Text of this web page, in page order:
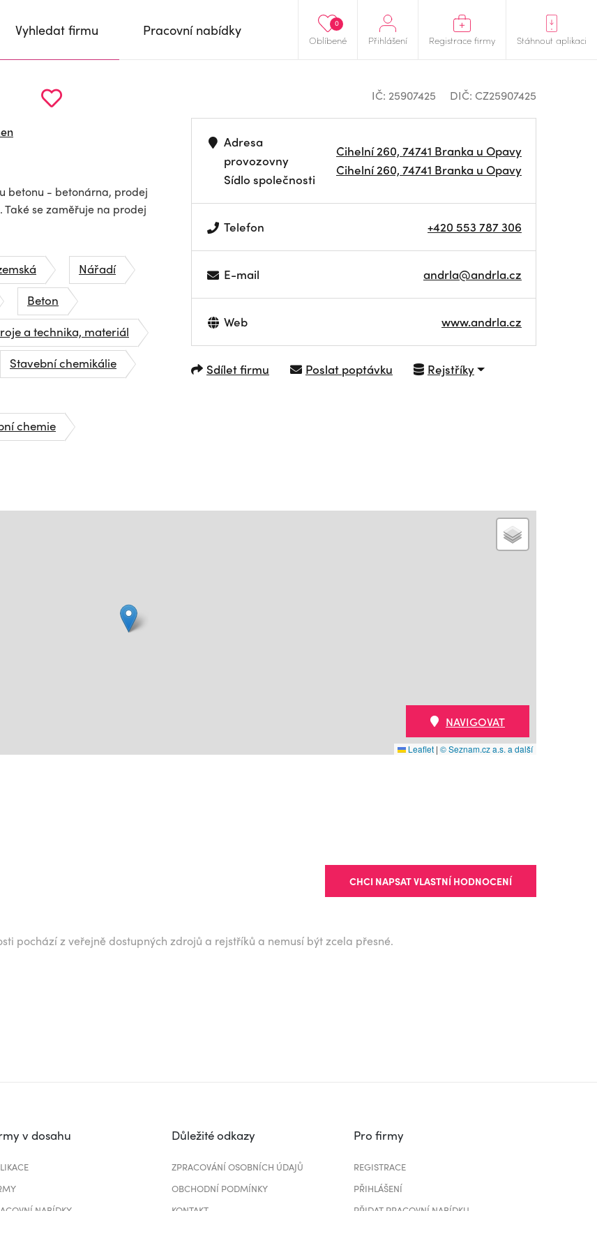
Oblíbené
0
Přihlášení Registrace firmy Stáhnout aplikaci
Vyhledat firmu Pracovní nabídky
betonu - betonárna, prodej
se zaměřuje na prodej
Nářadí
Beton
a technika, materiál
Stavební chemikálie
chemie
IČ: 25907425 DIČ: CZ25907425
Adresa
provozovny
Sídlo společnosti
Cihelní 260, 74741 Branka u Opavy
Cihelní 260, 74741 Branka u Opavy
Telefon +420 553 787 306
E-mail andrla@andrla.cz
Web www.andrla.cz
Sdílet firmu Poslat poptávku Rejstříky
Leaflet | © Seznam.cz a.s. a další
NAVIGOVAT
CHCI NAPSAT VLASTNÍ HODNOCENÍ
pochází z veřejně dostupných zdrojů a rejstříků a nemusí být zcela přesné.
v dosahu
NABÍDKY
Důležité odkazy
ZPRACOVÁNÍ OSOBNÍCH ÚDAJŮ
OBCHODNÍ PODMÍNKY
KONTAKT
Pro firmy
REGISTRACE
PŘIHLÁŠENÍ
PŘIDAT PRACOVNÍ NABÍDKU